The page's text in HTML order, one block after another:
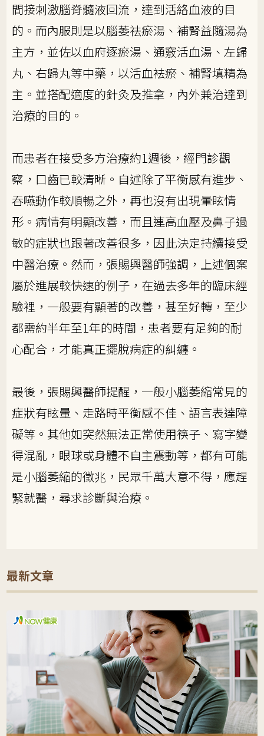
間接刺激腦脊髓液回流，達到活絡血液的目
的。而內服則是以腦萎祛瘀湯、補腎益隨湯為
主方，並佐以血府逐瘀湯、通竅活血湯、左歸
丸、右歸丸等中藥，以活血袪瘀、補腎填精為
主。並搭配適度的針灸及推拿，內外兼治達到
治療的目的。
而患者在接受多方治療約1週後，經門診觀
察，口齒已較清晰。自述除了平衡感有進步、
吞嚥動作較順暢之外，再也沒有出現暈眩情
形。病情有明顯改善，而且連高血壓及鼻子過
敏的症狀也跟著改善很多，因此決定持續接受
中醫治療。然而，張賜興醫師強調，上述個案
屬於進展較快速的例子，在過去多年的臨床經
驗裡，一般要有顯著的改善，甚至好轉，至少
都需約半年至1年的時間，患者要有足夠的耐
心配合，才能真正擺脫病症的糾纏。
最後，張賜興醫師提醒，一般小腦萎縮常見的
症狀有眩暈、走路時平衡感不佳、語言表達障
礙等。其他如突然無法正常使用筷子、寫字變
得混亂，眼球或身體不自主震動等，都有可能
是小腦萎縮的徵兆，民眾千萬大意不得，應趕
緊就醫，尋求診斷與治療。
最新文章